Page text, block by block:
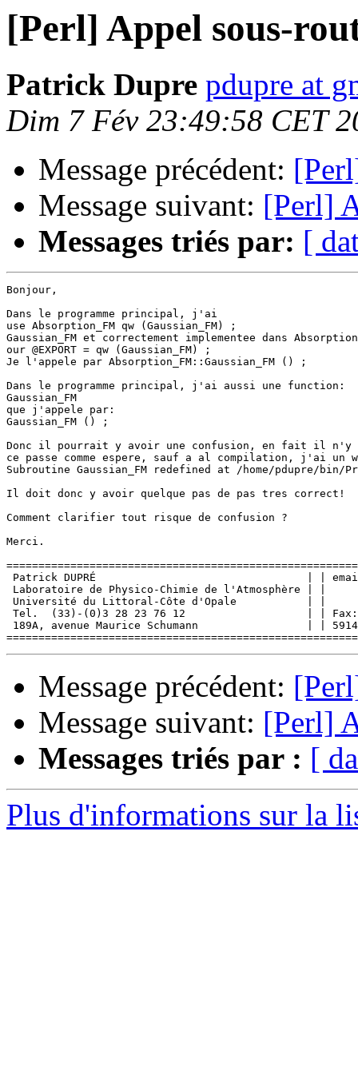
[Perl] Appel sous-
Patrick Dupre pdupre at
Dim 7 Fév 23:49:58 CET
Message précédent:
Message suivant: [Perl]
Messages triés par: [
Bonjour,
Dans le programme principal, j'ai
use Absorption_FM qw (Gaussian_FM) ;
Gaussian_FM et correctement implementee dans
our @EXPORT = qw (Gaussian_FM) ;
Je l'appele par Absorption_FM::Gaussian_FM () ;
Dans le programme principal, j'ai aussi une function:
Gaussian_FM
que j'appele par:
Gaussian_FM () ;
Donc il pourrait y avoir une confusion, en fait il n'y
ce passe comme espere, sauf a al compilation, j'ai un
Subroutine Gaussian_FM redefined at /home/pdupre/
Il doit donc y avoir quelque pas de pas tres correct!
Comment clarifier tout risque de confusion ?
Merci.
Patrick DUPRÉ                                 | |
Laboratoire de Physico-Chimie de l'Atmosphère | |
Université du Littoral-Côte d'Opale           | |
Tel.  (33)-(0)3 28 23 76 12                   | | Fax:
189A, avenue Maurice Schumann                 | | 59140
Message précédent:
Message suivant: [Perl]
Messages triés par : [
Plus d'informations sur la